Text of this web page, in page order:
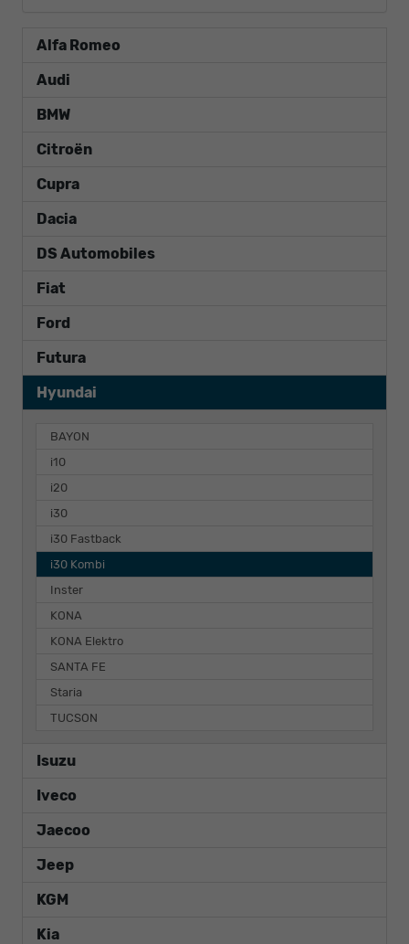
Alfa Romeo
Audi
BMW
Citroën
Cupra
Dacia
DS Automobiles
Fiat
Ford
Futura
Hyundai
BAYON
i10
i20
i30
i30 Fastback
i30 Kombi
Inster
KONA
KONA Elektro
SANTA FE
Staria
TUCSON
Isuzu
Iveco
Jaecoo
Jeep
KGM
Kia